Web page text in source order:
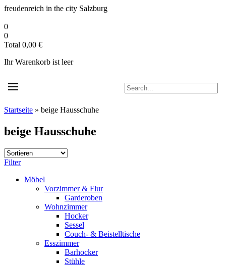
Zum
springen
freudenreich in the city Salzburg
0
0
Total 0,00 €
Ihr Warenkorb ist leer
Startseite » beige Hausschuhe
beige Hausschuhe
Filter
Möbel
Vorzimmer & Flur
Garderoben
Wohnzimmer
Hocker
Sessel
Couch- & Beistelltische
Esszimmer
Barhocker
Stühle